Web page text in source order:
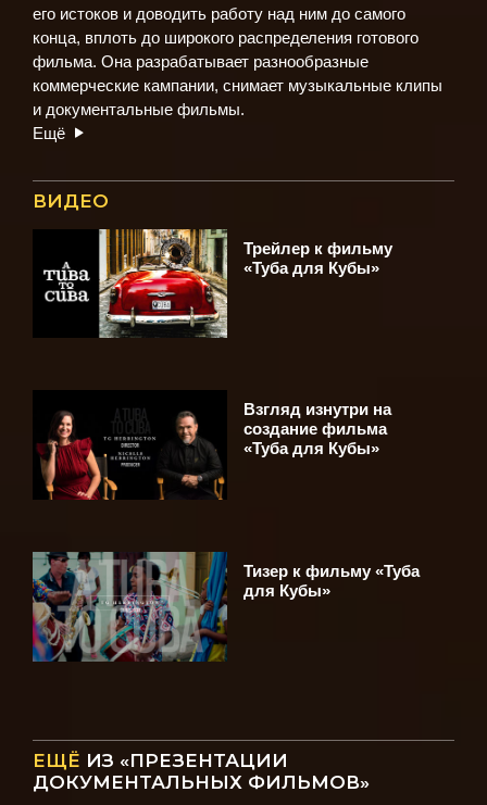
его истоков и доводить работу над ним до самого
конца, вплоть до широкого распределения готового
фильма. Она разрабатывает разнообразные
коммерческие кампании, снимает музыкальные клипы
и документальные фильмы.
Ещё
ВИДЕО
Трейлер к фильму
«Туба для Кубы»
Взгляд изнутри на
создание фильма
«Туба для Кубы»
Тизер к фильму «Туба
для Кубы»
ЕЩЁ ИЗ «ПРЕЗЕНТАЦИИ
ДОКУМЕНТАЛЬНЫХ ФИЛЬМОВ»